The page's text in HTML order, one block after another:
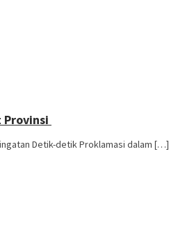
Provinsi
Detik-detik Proklamasi dalam […]